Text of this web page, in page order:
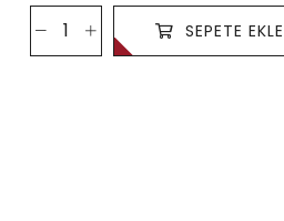
SEPETE EKLE